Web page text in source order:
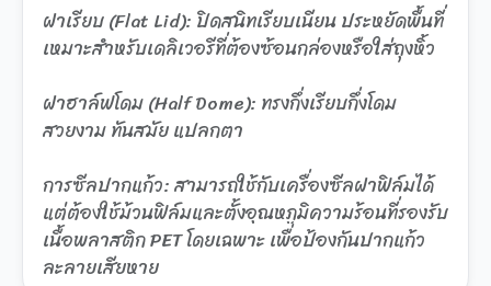
ฝาเรียบ (Flat Lid): ปิดสนิทเรียบเนียน ประหยัดพื้นที่
เหมาะสำหรับเดลิเวอรีที่ต้องซ้อนกล่องหรือใส่ถุงหิ้ว
ฝาฮาล์ฟโดม (Half Dome): ทรงกึ่งเรียบกึ่งโดม
สวยงาม ทันสมัย แปลกตา
การซีลปากแก้ว: สามารถใช้กับเครื่องซีลฝาฟิล์มได้
แต่ต้องใช้ม้วนฟิล์มและตั้งอุณหภูมิความร้อนที่รองรับ
เนื้อพลาสติก PET โดยเฉพาะ เพื่อป้องกันปากแก้ว
ละลายเสียหาย